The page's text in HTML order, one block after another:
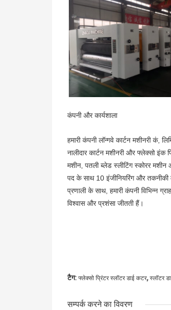
कंपनी और कार्यशाला
हमारी कंपनी लॉन्गवे कार्टन मशीनरी कं,
नालीदार कार्टन मशीनरी और फ्लेक्सो इंक
मशीन, पतली ब्लेड स्लीटिंग स्कोरर मशीन
पद के साथ 10 इंजीनियरिंग और तकनीकी
प्रणाली के साथ, हमारी कंपनी विभिन्न
विश्वास और प्रशंसा जीतती हैं।
टैग: फ्लेक्सो प्रिंटर स्लॉटर डाई कटर, स्लॉटर
सम्पर्क करने का विवरण